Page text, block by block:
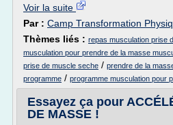
Voir la suite
Par : Camp Transformation
Thèmes liés : repas musculation prise
musculation pour prendre de la masse
prise de muscle seche / prendre de la
programme / programme musculation pour
Essayez ça pour
DE MASSE !